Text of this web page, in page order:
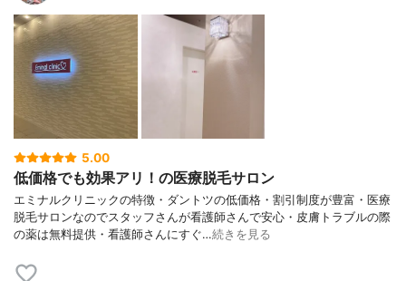
5.00
低価格でも効果アリ！の医療脱毛サロン
エミナルクリニックの特徴・ダントツの低価格・割引制度が豊富・医療
脱毛サロンなのでスタッフさんが看護師さんで安心・皮膚トラブルの際
の薬は無料提供・看護師さんにすぐ…続きを見る